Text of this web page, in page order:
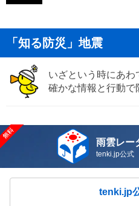
「知る防災」地震
いざという時にあわ
確かな情報と行動で
雨雲レー
tenki.jp公式
tenki.jp